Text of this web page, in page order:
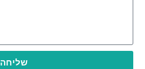
שליחה